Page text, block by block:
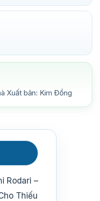
Xuất bản: Kim Đồng
Rodari –
Thiếu